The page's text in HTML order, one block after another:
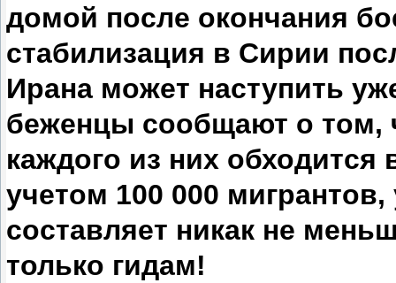
домой после окончания
стабилизация в Сирии
Ирана может наступить
беженцы сообщают о том,
каждого из них обходится
учетом 100 000
составляет никак не
только гидам!